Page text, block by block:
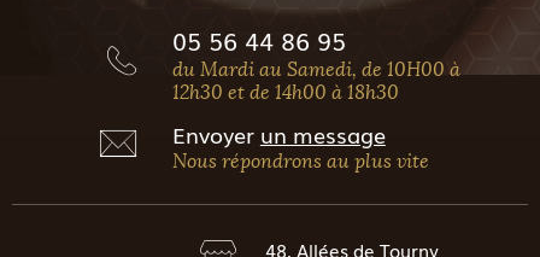
05 56 44 86 95
du Mardi au Samedi, de 10H00 à
12h30 et de 14h00 à 18h30
Envoyer un message
Nous répondrons au plus vite
48, Allées de Tourny